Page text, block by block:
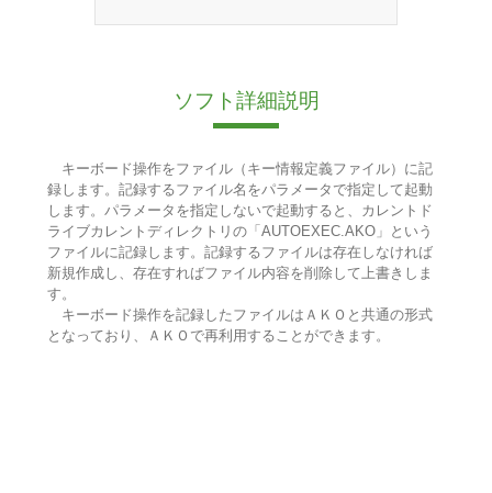
ソフト詳細説明
キーボード操作をファイル（キー情報定義ファイル）に記
録します。記録するファイル名をパラメータで指定して起動
します。パラメータを指定しないで起動すると、カレントド
ライブカレントディレクトリの「AUTOEXEC.AKO」という
ファイルに記録します。記録するファイルは存在しなければ
新規作成し、存在すればファイル内容を削除して上書きしま
す。
キーボード操作を記録したファイルはＡＫＯと共通の形式
となっており、ＡＫＯで再利用することができます。